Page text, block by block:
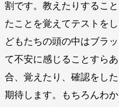
割です。教えたりするこ
たことを覚えてテストを
どもたちの頭の中はブラ
て不安に感じることすら
合、覚えたり、確認をし
期待します。もちろんわ